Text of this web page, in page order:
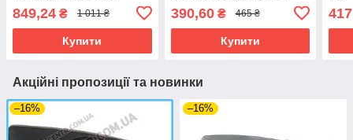
849,24 ₴ 1 011 ₴
Купити
390,60₴ 465 ₴
Купити
Акційні пропозиції та новинки
–16% –16%